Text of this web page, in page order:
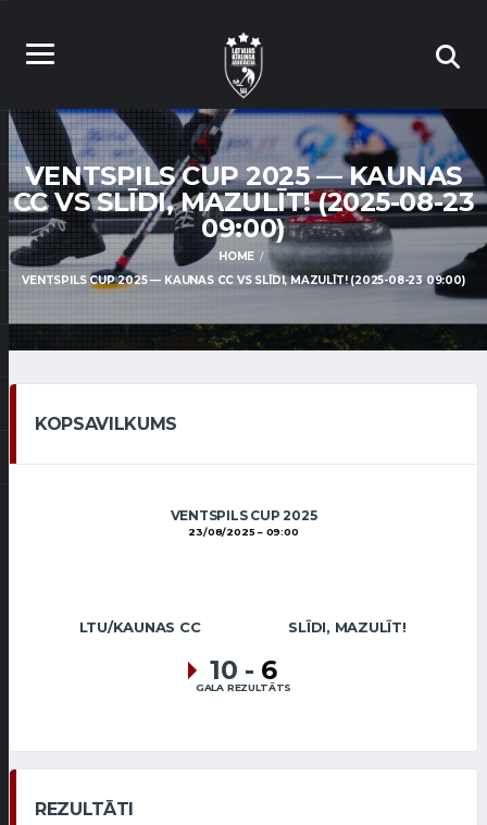
VENTSPILS CUP 2025 — KAUNAS
CC VS SLĪDI, MAZULĪT! (2025-08-23
09:00)
HOME
VENTSPILS CUP 2025 — KAUNAS CC VS SLĪDI, MAZULĪT! (2025-08-23 09:00)
KOPSAVILKUMS
VENTSPILS CUP 2025
23/08/2025 09:00
LTU/KAUNAS CC SLĪDI, MAZULĪT!
10 - 6
GALA REZULTĀTS
REZULTĀTI